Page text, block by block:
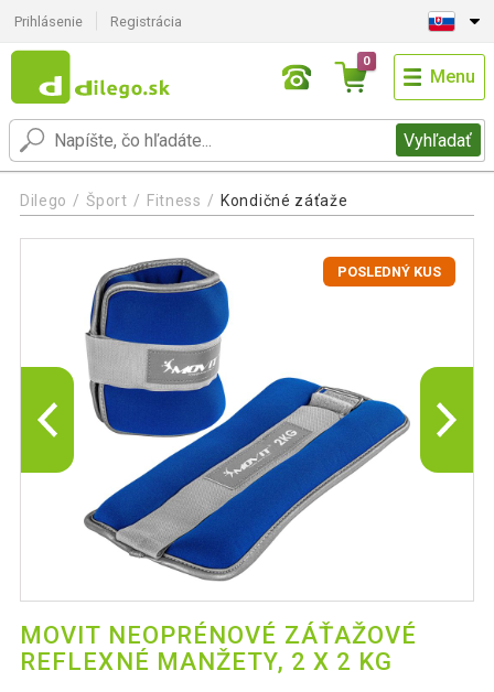
Prihlásenie Registrácia
Vyhľadať
0
Menu
Dilego Šport Fitness Kondičné záťaže
POSLEDNÝ KUS
MOVIT NEOPRÉNOVÉ ZÁŤAŽOVÉ
REFLEXNÉ MANŽETY, 2 X 2 KG